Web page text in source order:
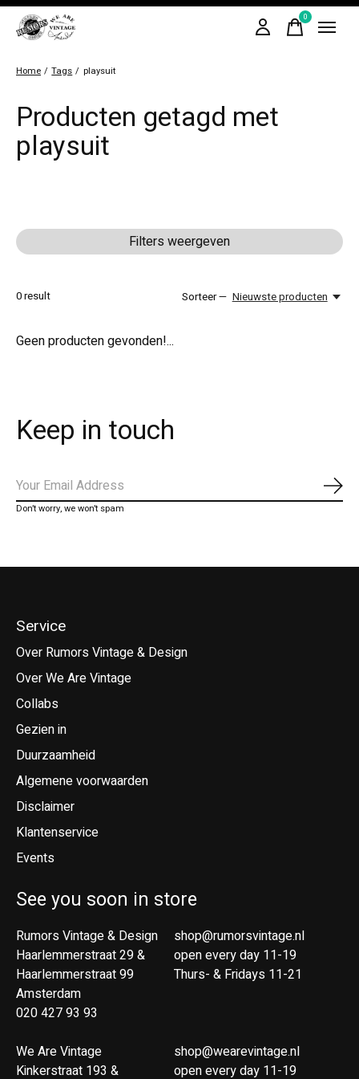
0items
Home / Tags / playsuit
Producten getagd met
playsuit
Filters weergeven
0result Sorteer — Nieuwste producten
Geen producten gevonden!...
Keep in touch
Don’t worry, we won’t spam
Service
Over Rumors Vintage & Design
Over We Are Vintage
Collabs
Gezien in
Duurzaamheid
Algemene voorwaarden
Disclaimer
Klantenservice
Events
See you soon in store
Rumors Vintage & Design
Haarlemmerstraat 29 &
Haarlemmerstraat 99
Amsterdam
020 427 93 93
We Are Vintage
Kinkerstraat 193 &
shop@rumorsvintage.nl
open every day 11-19
Thurs- & Fridays 11-21
shop@wearevintage.nl
open every day 11-19